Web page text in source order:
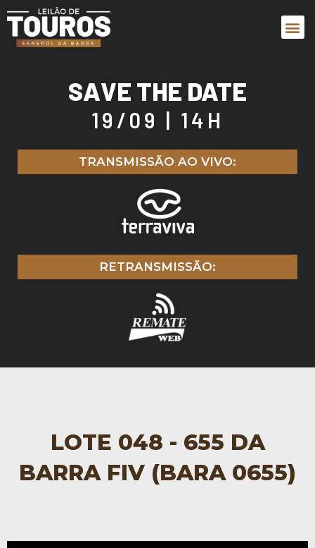
SAVE THE DATE
19/09 | 14H
TRANSMISSÃO AO VIVO:
RETRANSMISSÃO:
LOTE 048 - 655 DA
BARRA FIV (BARA 0655)